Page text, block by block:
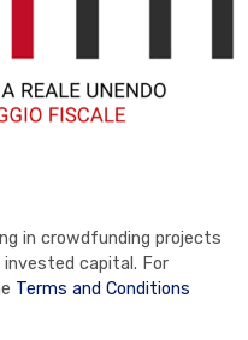
in crowdfunding projects
capital. For
Terms and Conditions